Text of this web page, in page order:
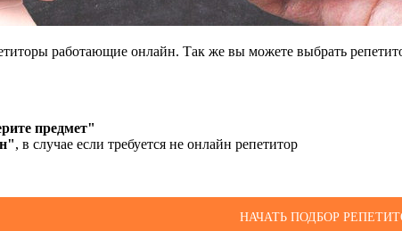
работающие онлайн. Так же вы можете выбрать
предмет"
, в случае если требуется не онлайн репетитор
НАЧАТЬ ПОДБОР